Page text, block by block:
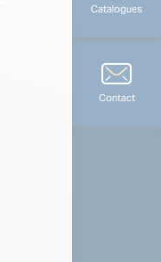
Catalogues
Contact